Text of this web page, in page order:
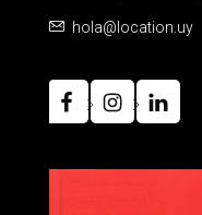
hola@location.uy